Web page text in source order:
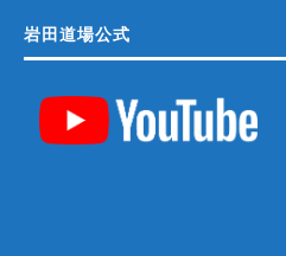
岩田道場公式